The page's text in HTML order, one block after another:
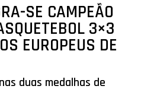
SE CAMPEÃO
3×3
EUROPEUS DE
duas medalhas de